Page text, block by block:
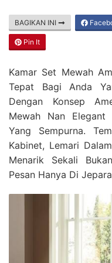
BAGIKAN INI
Pin It
Kamar Set Mewah
Tepat Bagi Anda
Dengan Konsep
Mewah Nan Elegant
Yang Sempurna.
Kabinet, Lemari
Menarik Sekali
Pesan Hanya Di